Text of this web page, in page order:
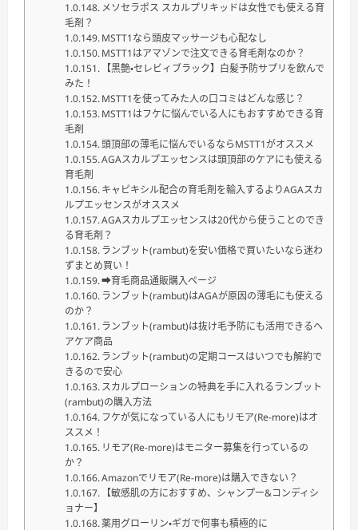
メソセラポス スカルプリキッドは女性でも使える育
毛剤？
MSTT1なら頭皮マッサージも心配なし
MSTT1はアマゾンで注文できる育毛剤なのか？
【黒艶・セレビィブラック】白髪予防サプリを飲んで
みた！
MSTT1を使ってみた人の口コミはどんな感じ？
MSTT1はフケに悩んでいる人にもおすすめできる育
毛剤
頭頂部の薄毛に悩んでいるならMSTT1がオススメ
AGAスカルプエッセンスは頭頂部のケアにも使える
育毛剤
キャピキシル配合の育毛剤を輸入するよりAGAスカ
ルプエッセンスがオススメ
AGAスカルプエッセンスは20代から使うことのでき
る育毛剤？
ランブット(rambut)を安い価格で買いたいなら迷わ
ずまとめ買い！
➡育毛商品通販購入ページ
ランブット(rambut)はAGAが原因の薄毛にも使える
のか？
ランブット(rambut)は抜け毛予防にも活用できるヘ
アケア商品
ランブット(rambut)の定期コースはいつでも解約で
きるので安心
スカルプローションの特典を手に入れるランブット
(rambut)の購入方法
フケが気になっている人にもリモア(Re-more)はオ
ススメ！
リモア(Re-more)はモニター募集を行っているの
か？
Amazonでリモア(Re-more)は購入できない？
【敏感肌の方におすすめ、シャンプー&コンディシ
ョナー】
薬用グローリン・ギガで何事も積極的に